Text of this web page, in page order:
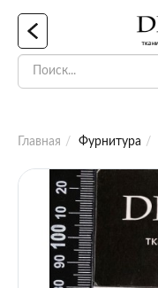
Главная Фурнитура